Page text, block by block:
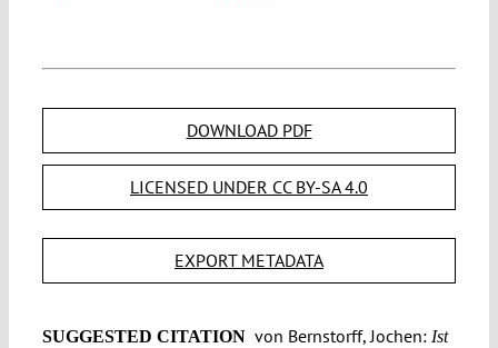
DOWNLOAD PDF
LICENSED UNDER CC BY-SA 4.0
EXPORT METADATA
SUGGESTED CITATION von Bernstorff, Jochen:Ist